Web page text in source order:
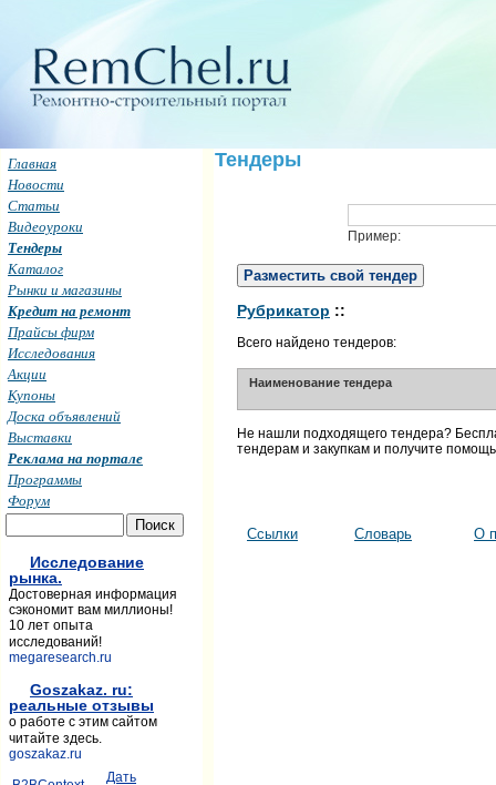
Тендеры
Пример:
Разместить свой тендер
Рубрикатор ::
Всего найдено тендеров:
Наименование тендера
Не нашли подходящего тендера?
тендерам и закупкам и получите
Ссылки Словарь О
Главная
Новости
Статьи
Видеоуроки
Тендеры
Каталог
Рынки и магазины
Кредит на ремонт
Прайсы фирм
Исследования
Акции
Купоны
Доска объявлений
Выставки
Реклама на портале
Программы
Форум
Исследование
рынка.
Достоверная информация
сэкономит вам миллионы!
10 лет опыта
исследований!
megaresearch.ru
Goszakaz. ru:
реальные отзывы
о работе с этим сайтом
читайте здесь.
goszakaz.ru
Дать